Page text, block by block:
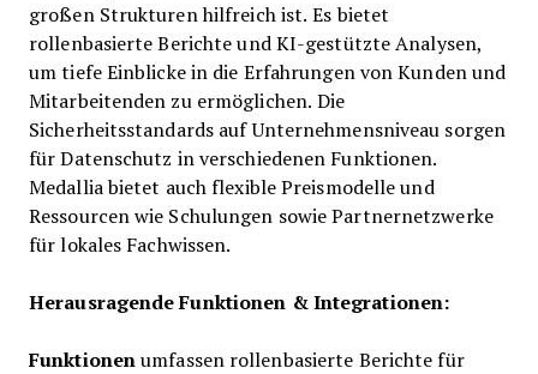
großen Strukturen hilfreich ist. Es bietet
rollenbasierte Berichte und KI-gestützte Analysen,
um tiefe Einblicke in die Erfahrungen von Kunden und
Mitarbeitenden zu ermöglichen. Die
Sicherheitsstandards auf Unternehmensniveau sorgen
für Datenschutz in verschiedenen Funktionen.
Medallia bietet auch flexible Preismodelle und
Ressourcen wie Schulungen sowie Partnernetzwerke
für lokales Fachwissen.
Herausragende Funktionen & Integrationen:
Funktionenumfassen rollenbasierte Berichte für